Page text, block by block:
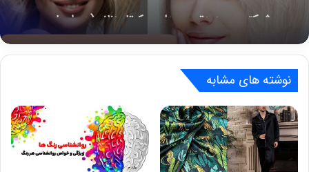
عکس) محبوب ترین مدل موی کوتاه زنانه 2026
نوشته های مشابه